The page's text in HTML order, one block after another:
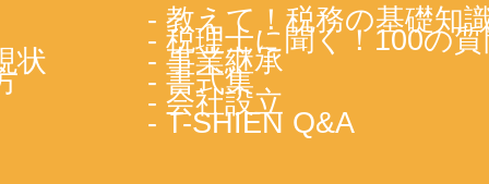
状
- 教えて！税務の基礎知
- 税理士に聞く！100の
- 事業継承
- 書式集
- 会社設立
- T-SHIEN Q&A